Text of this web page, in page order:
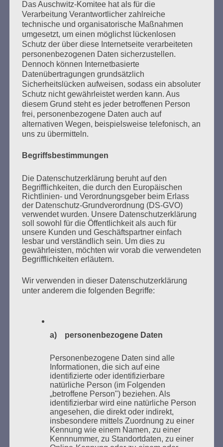
Wer gegen Nazis kämpft, kann sich auf den Staat
nicht verlassen.
Esther Bejarano - 17. November 2015
SUCHEN
NACH:
MARATHONLESUNG AUS DEN
VERBRANNTEN BÜCHERN
Zum 26. Mal gibt es eine Marathonlesung anlässlich
des Gedenkens an die Verbrennung von Büchern am
Kaifu-Ufer – genau an dem Ort, wo im Mai 1933 NS-
Studentenorganisationen und Burschenschaftler
Bücher verbrannten.
Weitere Informationen:lesezeichen-setzen.de
Das Auschwitz-Komitee hat als für die
Verarbeitung Verantwortlicher zahlreiche
technische und organisatorische Maßnahmen
umgesetzt, um einen möglichst lückenlosen
Schutz der über diese Internetseite verarbeiteten
personenbezogenen Daten sicherzustellen.
Dennoch können Internetbasierte
Datenübertragungen grundsätzlich
Sicherheitslücken aufweisen, sodass ein absoluter
Schutz nicht gewährleistet werden kann. Aus
diesem Grund steht es jeder betroffenen Person
frei, personenbezogene Daten auch auf
alternativen Wegen, beispielsweise telefonisch, an
uns zu übermitteln.
Begriffsbestimmungen
Die Datenschutzerklärung beruht auf den
Begrifflichkeiten, die durch den Europäischen
Richtlinien- und Verordnungsgeber beim Erlass
der Datenschutz-Grundverordnung (DS-GVO)
verwendet wurden. Unsere Datenschutzerklärung
soll sowohl für die Öffentlichkeit als auch für
unsere Kunden und Geschäftspartner einfach
lesbar und verständlich sein. Um dies zu
gewährleisten, möchten wir vorab die verwendeten
Begrifflichkeiten erläutern.
Wir verwenden in dieser Datenschutzerklärung
unter anderem die folgenden Begriffe:
a) personenbezogene Daten
Personenbezogene Daten sind alle
Informationen, die sich auf eine
identifizierte oder identifizierbare
natürliche Person (im Folgenden
„betroffene Person") beziehen. Als
identifizierbar wird eine natürliche Person
angesehen, die direkt oder indirekt,
insbesondere mittels Zuordnung zu einer
Kennung wie einem Namen, zu einer
Kennnummer, zu Standortdaten, zu einer